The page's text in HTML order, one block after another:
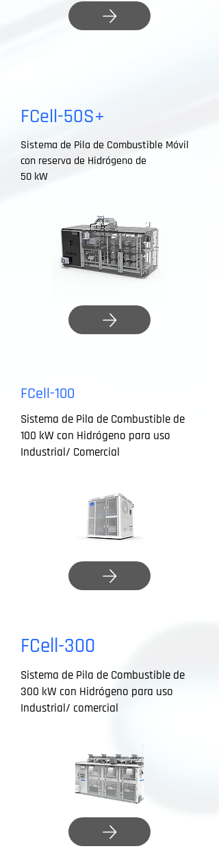
FCell-50S+
Sistema de Pila de Combustible Móvil
con reserva de Hidrógeno de
50 kW
FCell-100
Sistema de Pila de Combustible de
100 kW con Hidrógeno para uso
Industrial/ Comercial
FCell-300
Sistema de Pila de Combustible de
300 kW con Hidrógeno para uso
Industrial/ comercial